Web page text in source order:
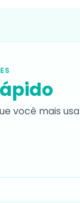
você mais usa